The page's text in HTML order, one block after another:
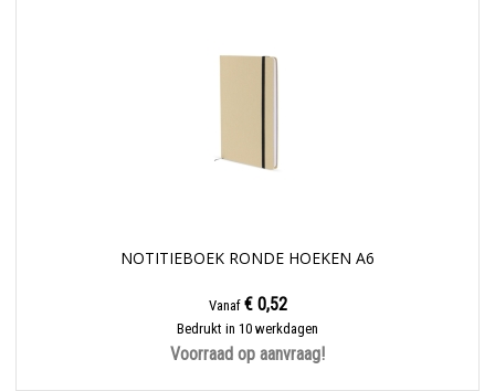
NOTITIEBOEK RONDE HOEKEN A6
Vanaf € 0,52
Bedrukt in 10 werkdagen
Voorraad op aanvraag!